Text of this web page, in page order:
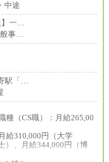
中途
】一…
般事…
駅「…
種（CS職）：月給265,00
給310,000円（大学
）、月給344,000円（博